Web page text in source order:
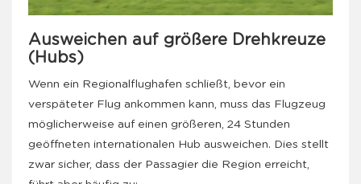
Ausweichen auf größere Drehkreuze
(Hubs)
Wenn ein Regionalflughafen schließt, bevor ein
verspäteter Flug ankommen kann, muss das Flugzeug
möglicherweise auf einen größeren, 24 Stunden
geöffneten internationalen Hub ausweichen. Dies stellt
zwar sicher, dass der Passagier die Region erreicht,